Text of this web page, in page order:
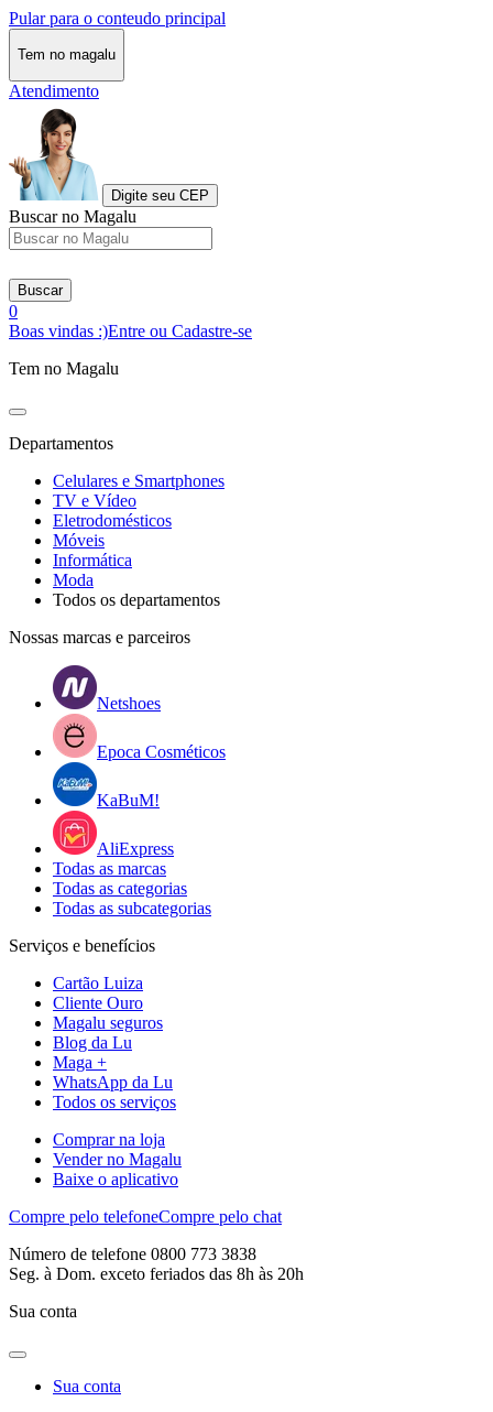
Pular para o conteudo principal
Tem no magalu
Atendimento
Digite seu CEP
Buscar no Magalu
Buscar
0
Boas vindas :)Entre ou Cadastre-se
Tem no Magalu
Departamentos
Celulares e Smartphones
TV e Vídeo
Eletrodomésticos
Móveis
Informática
Moda
Todos os departamentos
Nossas marcas e parceiros
Netshoes
Epoca Cosméticos
KaBuM!
AliExpress
Todas as marcas
Todas as categorias
Todas as subcategorias
Serviços e benefícios
Cartão Luiza
Cliente Ouro
Magalu seguros
Blog da Lu
Maga +
WhatsApp da Lu
Todos os serviços
Comprar na loja
Vender no Magalu
Baixe o aplicativo
Compre pelo telefoneCompre pelo chat
Número de telefone 0800 773 3838
Seg. à Dom. exceto feriados das 8h às 20h
Sua conta
Sua conta